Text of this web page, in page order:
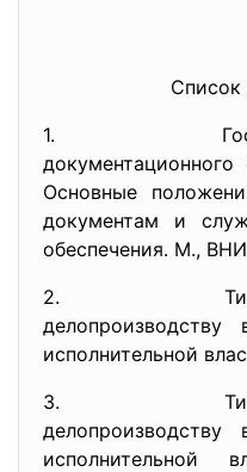
Список
1.
документационного
Основные
документам и
обеспечения. М.,
2. Типовая
исполнительной
3. Типовая
исполнительной